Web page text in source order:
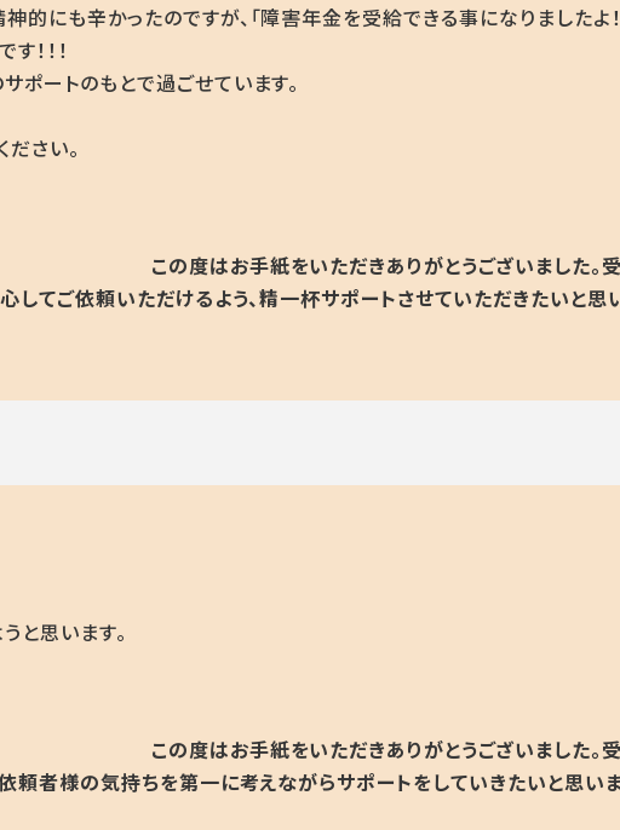
も辛かったのですが、「障害年金を受給できる事になりましたよ！
！！！
ートのもとで過ごせています。
さい。
この度はお手紙をいただきありがとうございました。
してご依頼いただけるよう、精一杯サポートさせていただきたいと思
と思います。
この度はお手紙をいただきありがとうございました。
頼者様の気持ちを第一に考えながらサポートをしていきたいと思い